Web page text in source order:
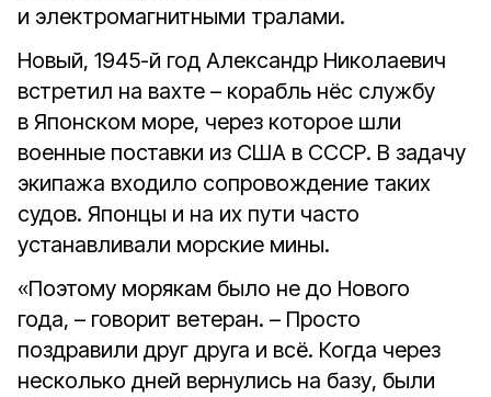
и электромагнитными тралами.
Новый, 1945-й год Александр Николаевич
встретил на вахте – корабль нёс службу
в Японском море, через которое шли
военные поставки из США в СССР. В задачу
экипажа входило сопровождение таких
судов. Японцы и на их пути часто
устанавливали морские мины.
«Поэтому морякам было не до Нового
года, – говорит ветеран. – Просто
поздравили друг друга и всё. Когда через
несколько дней вернулись на базу, были